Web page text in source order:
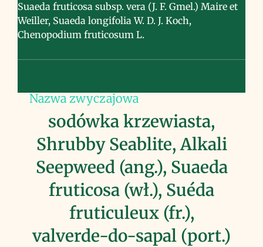
Suaeda fruticosa subsp. vera (J. F. Gmel.) Maire et
Weiller, Suaeda longifolia W. D. J. Koch,
Chenopodium fruticosum L.
Nazwa zwyczajowa
sodówka krzewiasta,
Shrubby Seablite, Alkali
Seepweed (ang.), Suaeda
fruticosa (wł.), Suéda
fruticuleux (fr.),
valverde-do-sapal (port.)